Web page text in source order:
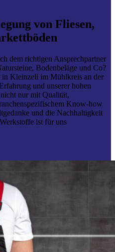
von Fliesen,
dem richtigen Ansprechpartner
Bodenbeläge und Co?
in Kleinzell im Mühlkreis an der
und unserer hohen
nur mit Qualität,
Know-how
und die Nachhaltigkeit
ist für uns